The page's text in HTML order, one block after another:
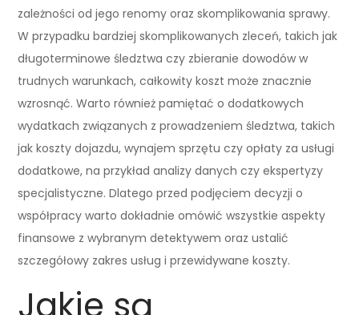
zależności od jego renomy oraz skomplikowania sprawy.
W przypadku bardziej skomplikowanych zleceń, takich jak
długoterminowe śledztwa czy zbieranie dowodów w
trudnych warunkach, całkowity koszt może znacznie
wzrosnąć. Warto również pamiętać o dodatkowych
wydatkach związanych z prowadzeniem śledztwa, takich
jak koszty dojazdu, wynajem sprzętu czy opłaty za usługi
dodatkowe, na przykład analizy danych czy ekspertyzy
specjalistyczne. Dlatego przed podjęciem decyzji o
współpracy warto dokładnie omówić wszystkie aspekty
finansowe z wybranym detektywem oraz ustalić
szczegółowy zakres usług i przewidywane koszty.
Jakie są